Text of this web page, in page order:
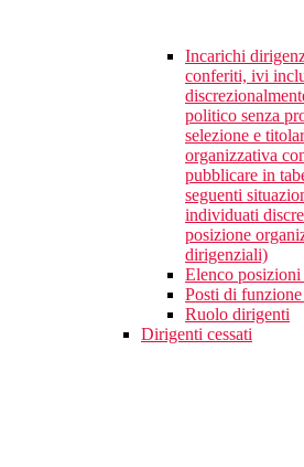
Incarichi
conferiti, ivi
politico senza
selezione e
organizzativa
pubblicare in
seguenti
individuati
posizione
dirigenziali)
Elenco
Posti di
Ruolo dirigenti
Dirigenti cessati